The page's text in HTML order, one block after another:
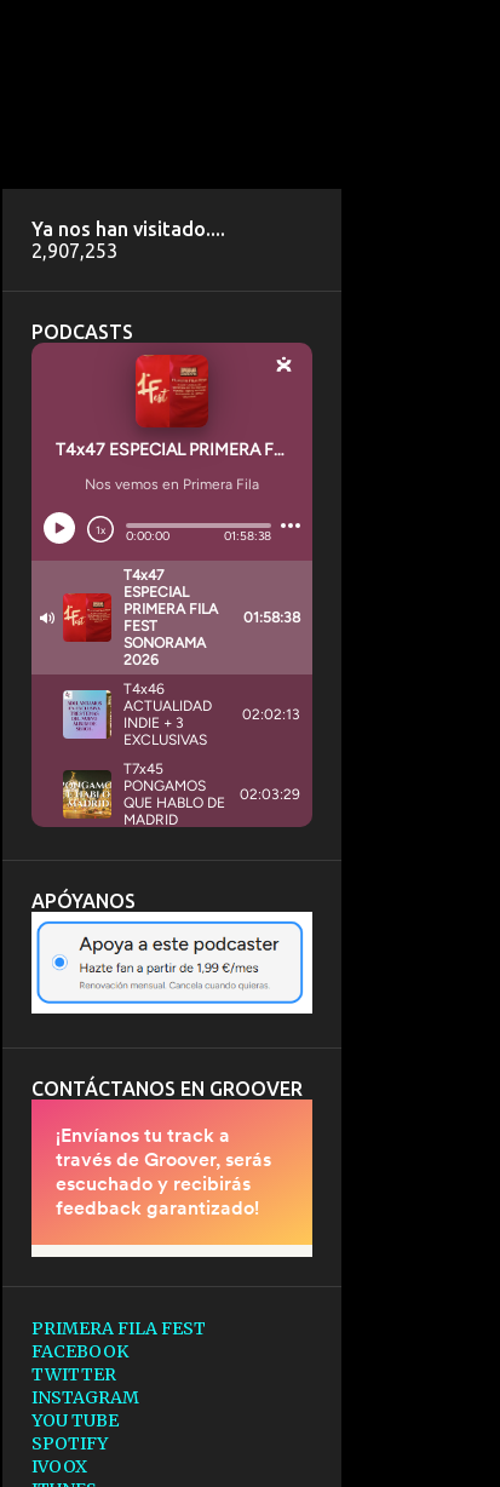
Ya nos han visitado....
2,907,253
PODCASTS
APÓYANOS
CONTÁCTANOS EN GROOVER
PRIMERA FILA FEST
FACEBOOK
TWITTER
INSTAGRAM
YOU TUBE
SPOTIFY
IVOOX